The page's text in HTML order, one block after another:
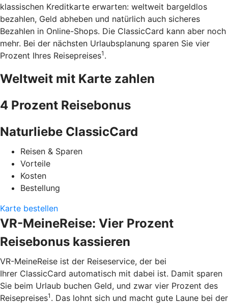
klassischen Kreditkarte erwarten: weltweit bargeldlos
bezahlen, Geld abheben und natürlich auch sicheres
Bezahlen in Online-Shops. Die ClassicCard kann aber noch
mehr. Bei der nächsten Urlaubsplanung sparen Sie vier
Prozent Ihres Reisepreises1 .
Weltweit mit Karte zahlen
4 Prozent Reisebonus
Naturliebe ClassicCard
Reisen & Sparen
Vorteile
Kosten
Bestellung
Karte bestellen
VR-MeineReise: Vier Prozent
Reisebonus kassieren
VR-MeineReise ist der Reiseservice, der bei
Ihrer ClassicCard automatisch mit dabei ist. Damit sparen
Sie beim Urlaub buchen Geld, und zwar vier Prozent des
Reisepreises1 . Das lohnt sich und macht gute Laune bei der